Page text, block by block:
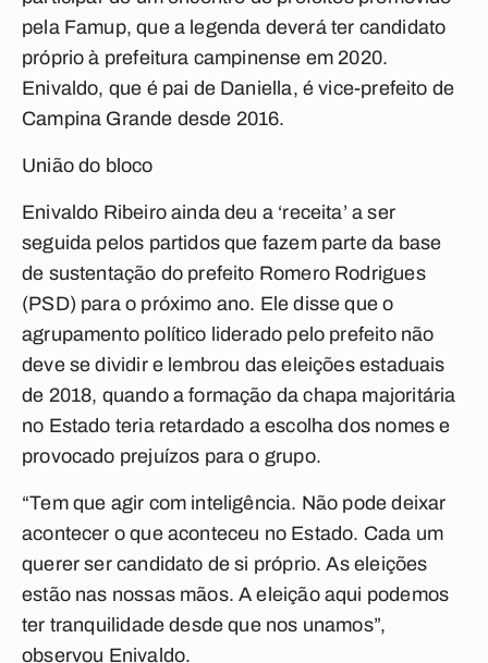
pela Famup, que a legenda deverá ter candidato
próprio à prefeitura campinense em 2020.
Enivaldo, que é pai de Daniella, é vice-prefeito de
Campina Grande desde 2016.
União do bloco
Enivaldo Ribeiro ainda deu a ‘receita’ a ser
seguida pelos partidos que fazem parte da base
de sustentação do prefeito Romero Rodrigues
(PSD) para o próximo ano. Ele disse que o
agrupamento político liderado pelo prefeito não
deve se dividir e lembrou das eleições estaduais
de 2018, quando a formação da chapa majoritária
no Estado teria retardado a escolha dos nomes e
provocado prejuízos para o grupo.
“Tem que agir com inteligência. Não pode deixar
acontecer o que aconteceu no Estado. Cada um
querer ser candidato de si próprio. As eleições
estão nas nossas mãos. A eleição aqui podemos
ter tranquilidade desde que nos unamos”,
observou Enivaldo.